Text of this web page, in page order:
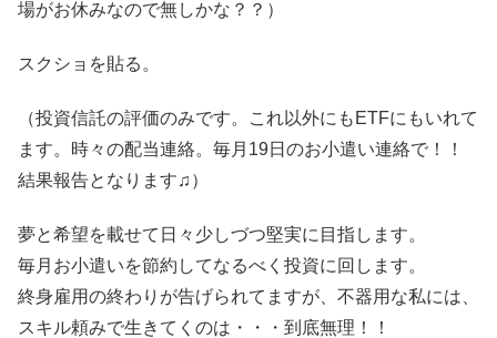
場がお休みなので無しかな？？）
スクショを貼る。
（投資信託の評価のみです。これ以外にもETFにもいれて
ます。時々の配当連絡。毎月19日のお小遣い連絡で！！
結果報告となります♫）
夢と希望を載せて日々少しづつ堅実に目指します。
毎月お小遣いを節約してなるべく投資に回します。
終身雇用の終わりが告げられてますが、不器用な私には、
スキル頼みで生きてくのは・・・到底無理！！